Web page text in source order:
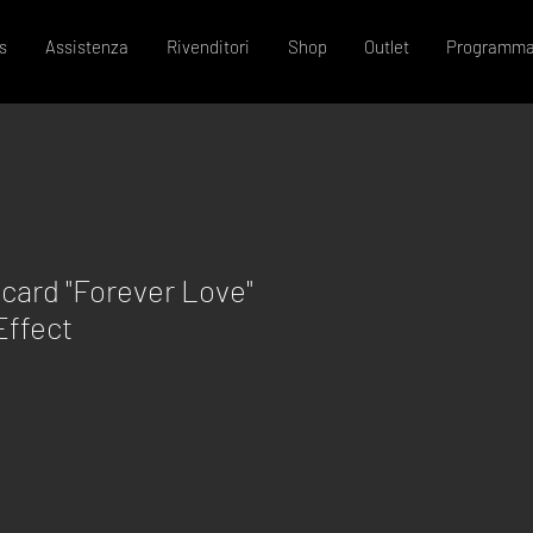
Assistenza Rivenditori Shop Outlet
"Forever Love"